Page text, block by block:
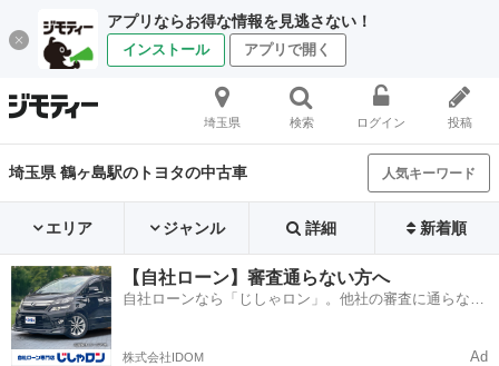
アプリならお得な情報を見逃さない！
インストール アプリで開く
埼玉県 検索 ログイン 投稿
埼玉県 鶴ヶ島駅のトヨタの中古車 人気キーワード
エリア ジャンル 詳細 新着順
【自社ローン】審査通らない方へ
自社ローンなら「じしゃロン」。他社の審査に通らなか
株式会社IDOM Ad